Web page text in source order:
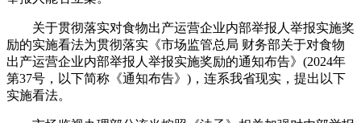
关于贯彻落实对食物出产运营企业内部举报人举报实施奖
励的实施看法为贯彻落实《市场监管总局 财务部关于对食物
出产运营企业内部举报人举报实施奖励的通知布告》(2024年
第37号，以下简称《通知布告》)，连系我省现实，提出以下
实施看法。